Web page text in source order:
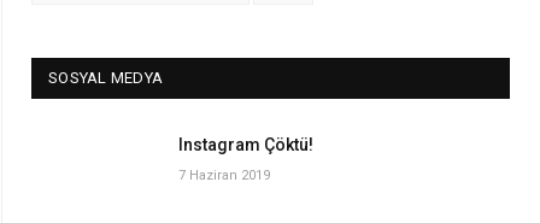
SOSYAL MEDYA
Instagram Çöktü!
7 Haziran 2019